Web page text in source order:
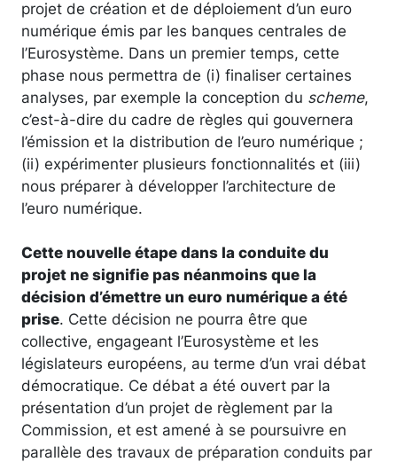
projet de création et de déploiement d’un euro
numérique émis par les banques centrales de
l’Eurosystème. Dans un premier temps, cette
phase nous permettra de (i) finaliser certaines
analyses, par exemple la conception du scheme,
c’est-à-dire du cadre de règles qui gouvernera
l’émission et la distribution de l’euro numérique ;
(ii) expérimenter plusieurs fonctionnalités et (iii)
nous préparer à développer l’architecture de
l’euro numérique.
Cette nouvelle étape dans la conduite du
projet ne signifie pas néanmoins que la
décision d’émettre un euro numérique a été
prise. Cette décision ne pourra être que
collective, engageant l’Eurosystème et les
législateurs européens, au terme d’un vrai débat
démocratique. Ce débat a été ouvert par la
présentation d’un projet de règlement par la
Commission, et est amené à se poursuivre en
parallèle des travaux de préparation conduits par